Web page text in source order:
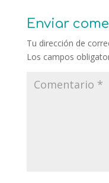
Enviar
Tu dirección de
Los campos